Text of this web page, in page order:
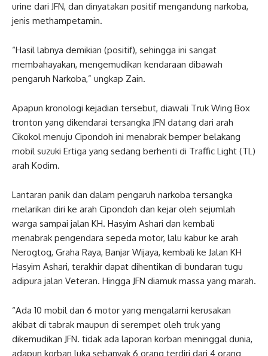
urine dari JFN, dan dinyatakan positif mengandung narkoba,
jenis methampetamin.
“Hasil labnya demikian (positif), sehingga ini sangat
membahayakan, mengemudikan kendaraan dibawah
pengaruh Narkoba,” ungkap Zain.
Apapun kronologi kejadian tersebut, diawali Truk Wing Box
tronton yang dikendarai tersangka JFN datang dari arah
Cikokol menuju Cipondoh ini menabrak bemper belakang
mobil suzuki Ertiga yang sedang berhenti di Traffic Light (TL)
arah Kodim.
Lantaran panik dan dalam pengaruh narkoba tersangka
melarikan diri ke arah Cipondoh dan kejar oleh sejumlah
warga sampai jalan KH. Hasyim Ashari dan kembali
menabrak pengendara sepeda motor, lalu kabur ke arah
Nerogtog, Graha Raya, Banjar Wijaya, kembali ke Jalan KH
Hasyim Ashari, terakhir dapat dihentikan di bundaran tugu
adipura jalan Veteran. Hingga JFN diamuk massa yang marah.
“Ada 10 mobil dan 6 motor yang mengalami kerusakan
akibat di tabrak maupun di serempet oleh truk yang
dikemudikan JFN. tidak ada laporan korban meninggal dunia,
adapun korban luka sebanyak 6 orang terdiri dari 4 orang